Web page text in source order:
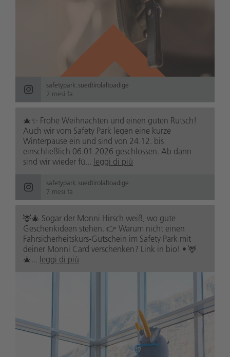
safetypark.suedtirolaltoadige
7 mesi fa
🎄✨ Frohe Weihnachten und einen guten Rutsch!
Auch wir vom Safety Park legen eine kurze
Winterpause ein und sind von 24.12. bis
einschließlich 06.01.2026 geschlossen. Ab dann
sind wir wieder fü... leggi di più
safetypark.suedtirolaltoadige
7 mesi fa
🦌🎄 Sogar der Monni Hirsch weiß, wo gute
Geschenkideen stehen. 👉 Warum nicht einen
Fahrsicherheitskurs-Gutschein im Safety Park mit
deiner Monni Card verschenken? Link in bio! • 🦌
🎄... leggi di più